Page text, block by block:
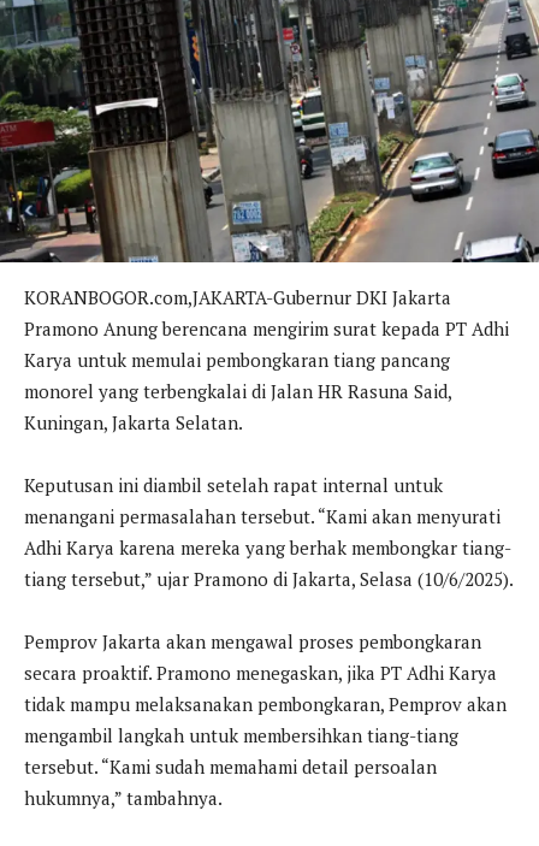
KORANBOGOR.com,JAKARTA-Gubernur DKI Jakarta
Pramono Anung berencana mengirim surat kepada PT Adhi
Karya untuk memulai pembongkaran tiang pancang
monorel yang terbengkalai di Jalan HR Rasuna Said,
Kuningan, Jakarta Selatan.
Keputusan ini diambil setelah rapat internal untuk
menangani permasalahan tersebut. “Kami akan menyurati
Adhi Karya karena mereka yang berhak membongkar tiang-
tiang tersebut,” ujar Pramono di Jakarta, Selasa (10/6/2025).
Pemprov Jakarta akan mengawal proses pembongkaran
secara proaktif. Pramono menegaskan, jika PT Adhi Karya
tidak mampu melaksanakan pembongkaran, Pemprov akan
mengambil langkah untuk membersihkan tiang-tiang
tersebut. “Kami sudah memahami detail persoalan
hukumnya,” tambahnya.